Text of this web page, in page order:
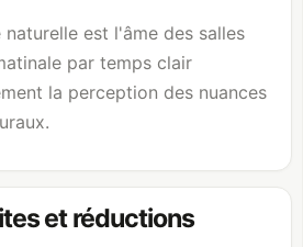
est l'âme des salles
par temps clair
la perception des nuances
et réductions